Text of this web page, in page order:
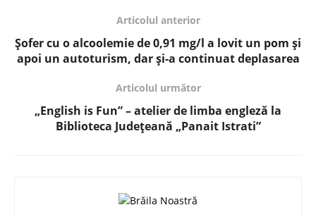
Articolul anterior
Șofer cu o alcoolemie de 0,91 mg/l a lovit un pom și
apoi un autoturism, dar și-a continuat deplasarea
Articolul următor
„English is Fun” – atelier de limba engleză la
Biblioteca Județeană „Panait Istrati”